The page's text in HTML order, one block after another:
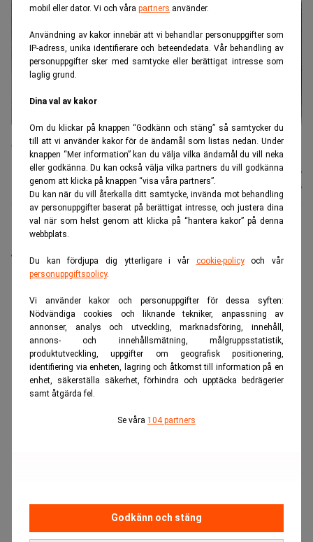
mobil eller dator. Vi och våra partners använder.
Användning av kakor innebär att vi behandlar personuppgifter som
IP-adress, unika identifierare och beteendedata. Vår behandling av
personuppgifter sker med samtycke eller berättigat intresse som
laglig grund.
Dina val av kakor
Om du klickar på knappen “Godkänn och stäng” så samtycker du
till att vi använder kakor för de ändamål som listas nedan. Under
knappen “Mer information” kan du välja vilka ändamål du vill neka
eller godkänna. Du kan också välja vilka partners du vill godkänna
genom att klicka på knappen “visa våra partners”.
Du kan när du vill återkalla ditt samtycke, invända mot behandling
av personuppgifter baserat på berättigat intresse, och justera dina
val när som helst genom att klicka på “hantera kakor” på denna
webbplats.
Du kan fördjupa dig ytterligare i vår cookie-policyoch vår
personuppgiftspolicy.
Vi använder kakor och personuppgifter för dessa syften:
Nödvändiga cookies och liknande tekniker, anpassning av
annonser, analys och utveckling, marknadsföring, innehåll,
annons- och innehållsmätning, målgruppsstatistik,
produktutveckling, uppgifter om geografisk positionering,
identifiering via enheten, lagring och åtkomst till information på en
enhet, säkerställa säkerhet, förhindra och upptäcka bedrägerier
samt åtgärda fel.
Se våra 104 partners
Godkänn och stäng
Man är inte en dålig förälder bara för att man inte sparar pengar,
enligt privatekonomen. Foto: Jessica Gow / TT
Nyhetsbyrån
TT
Publicerad:12 juli 2026
Uppdaterad:
12 juli 2026
Den som kan spara lite pengar varje månad kan ha
anledning att fundera på hur man ska prioritera.
Barnen, pensionen eller bufferten?
ANNONS